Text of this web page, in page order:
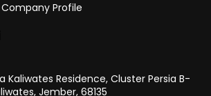
Profile
Kaliwates Residence, Cluster Persia B-
Jember, 68135